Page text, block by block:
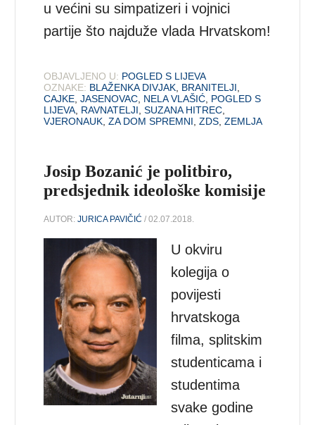
u većini su simpatizeri i vojnici
partije što najduže vlada Hrvatskom!
OBJAVLJENO U: POGLED S LIJEVA
OZNAKE: BLAŽENKA DIVJAK, BRANITELJI,
CAJKE,JASENOVAC, NELA VLAŠIĆ, POGLED S
LIJEVA, RAVNATELJI,SUZANA HITREC,
VJERONAUK,ZA DOM SPREMNI,ZDS,ZEMLJA
Josip Bozanić je politbiro,
predsjednik ideološke komisije
AUTOR:JURICA PAVIČIĆ / 02.07.2018.
U okviru
kolegija o
povijesti
hrvatskoga
filma, splitskim
studenticama i
studentima
svake godine